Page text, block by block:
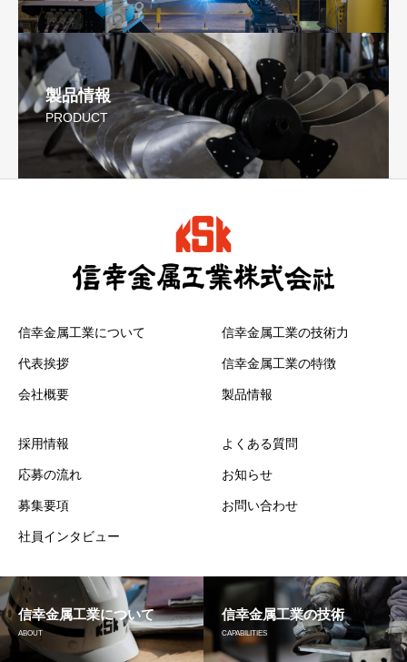
製品情報
PRODUCT
信幸金属工業について
代表挨拶
会社概要
信幸金属工業の技術力
信幸金属工業の特徴
製品情報
採用情報
応募の流れ
募集要項
社員インタビュー
よくある質問
お知らせ
お問い合わせ
信幸金属工業について
ABOUT
信幸金属工業の技術
CAPABILITIES